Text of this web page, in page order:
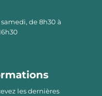
de 8h30 à
les dernières